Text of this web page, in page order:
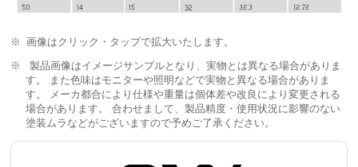
画像はクリック・タップで拡大いたします。
製品画像はイメージサンプルとなり、実物とは異なる場合がありま
す。 また色味はモニターや照明などで実物と異なる場合がありま
す。 メーカ都合により仕様や重量は個体差や改良により変更される
場合があります。 合わせまして、製品精度・使用状況に影響のない
塗装ムラなどがございますので予めご了承ください。